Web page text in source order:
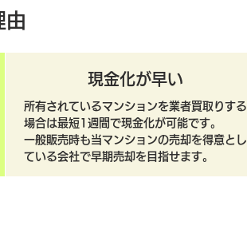
由
現金化が早い
所有されているマンションを業者買取りする
場合は最短1週間で現金化が可能です。
一般販売時も当マンションの売却を得意とし
ている会社で早期売却を目指せます。